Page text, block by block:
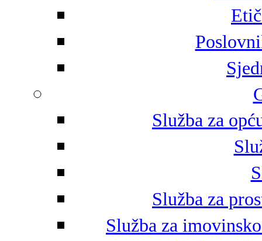
Služba za
Služba za
Služba za